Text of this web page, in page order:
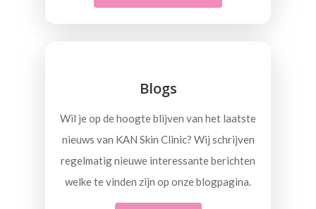
Blogs
Wil je op de hoogte blijven van het laatste
nieuws van KAN Skin Clinic? Wij schrijven
regelmatig nieuwe interessante berichten
welke te vinden zijn op onze blogpagina.